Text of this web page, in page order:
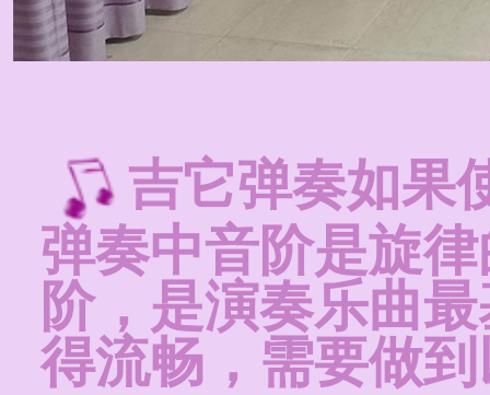
吉它弹奏如果
弹奏中音阶是旋
阶，是演奏乐曲
得流畅，需要做